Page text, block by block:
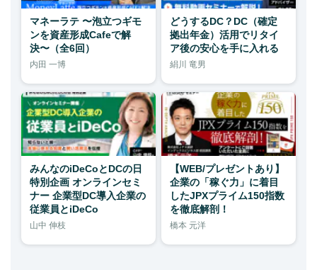
マネーラテ 〜泡立つギモ
ンを資産形成Cafeで解
決〜（全6回）
内田 一博
どうするDC？DC（確定
拠出年金）活用でリタイ
ア後の安心を手に入れる
絹川 竜男
みんなのiDeCoとDCの日
特別企画 オンラインセミ
ナー 企業型DC導入企業の
従業員とiDeCo
山中 伸枝
【WEB/プレゼントあり】
企業の「稼ぐ力」に着目
したJPXプライム150指数
を徹底解剖！
橋本 元洋